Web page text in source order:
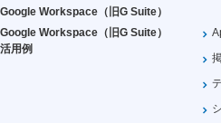
Google Workspace（旧G Suite）
Google Workspace（旧G Suite）
活用例